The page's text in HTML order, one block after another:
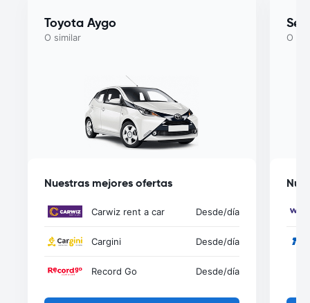
Toyota Aygo
O similar
Nuestras mejores ofertas
Carwiz rent a car Desde/día
Cargini Desde/día
Record Go Desde/día
O